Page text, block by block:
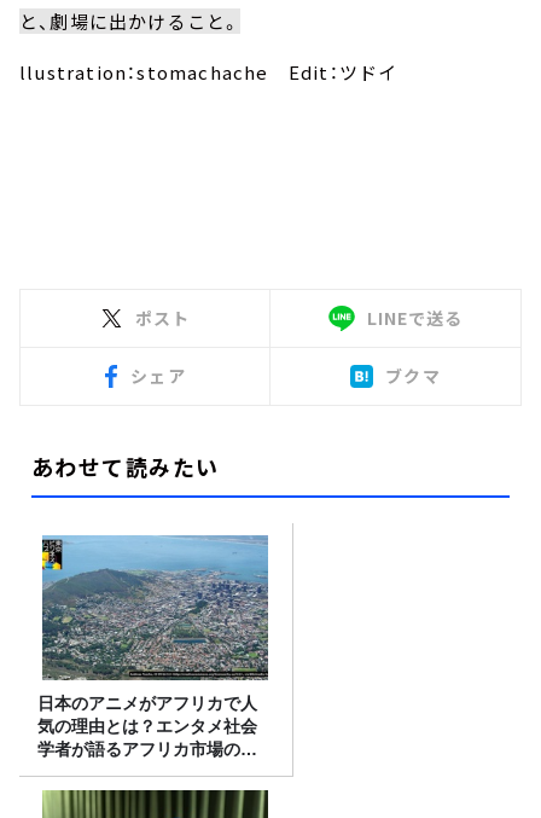
と、劇場に出かけること。
llustration：stomachache Edit：ツドイ
ポスト LINEで送る
シェア ブクマ
あわせて読みたい
日本のアニメがアフリカで人
気の理由とは？エンタメ社会
学者が語るアフリカ市場のリ
アル